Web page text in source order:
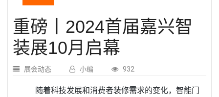
重磅丨2024首届嘉兴智
装展10月启幕
展会动态 小编 932
随着科技发展和消费者装修需求的变化，智能门